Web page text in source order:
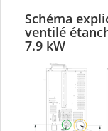
Schéma
ventilé
7.9 kW